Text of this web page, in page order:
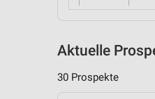
Aktuelle
30 Prospekte